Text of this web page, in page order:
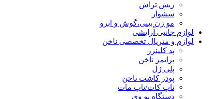
ریش تراش
سشوار
مو زن بینی،گوش و ابرو
لوازم جانبی آرایشی
لوازم و متریال تخصصی ناخن
پد کلینزر
پرایمر ناخن
پلی ژل
پودر کاشت ناخن
تاپ کات/تاپ مات
دستگاه یو وی